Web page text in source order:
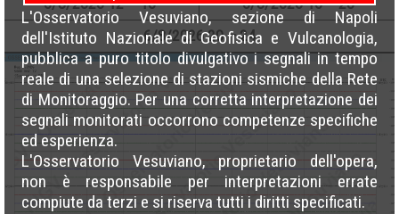
L'Osservatorio Vesuviano, sezione di Napoli
dell'Istituto Nazionale di Geofisica e Vulcanologia,
pubblica a puro titolo divulgativo i segnali in tempo
reale di una selezione di stazioni sismiche della Rete
di Monitoraggio. Per una corretta interpretazione dei
segnali monitorati occorrono competenze specifiche
ed esperienza.
L'Osservatorio Vesuviano, proprietario dell'opera,
non è responsabile per interpretazioni errate
compiute da terzi e si riserva tutti i diritti specificati.
6/8/202612 – 16 6/8/202616 – 20
6/8/202620 – 24